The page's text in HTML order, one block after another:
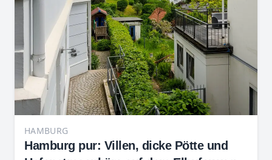
HAMBURG
Hamburg pur: Villen, dicke Pötte und